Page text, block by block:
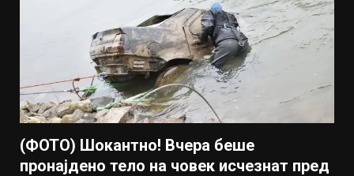
(ФОТО) Шокантно! Вчера беше
пронајдено тело на човек исчезнат пред